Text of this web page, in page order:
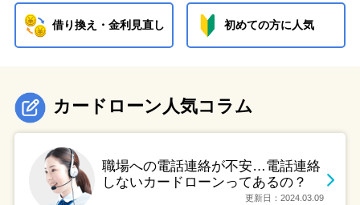
借り換え・金利見直し 初めての方に人気
カードローン人気コラム
職場への電話連絡が不安…電話連絡
しないカードローンってあるの？
更新日：2024.03.09